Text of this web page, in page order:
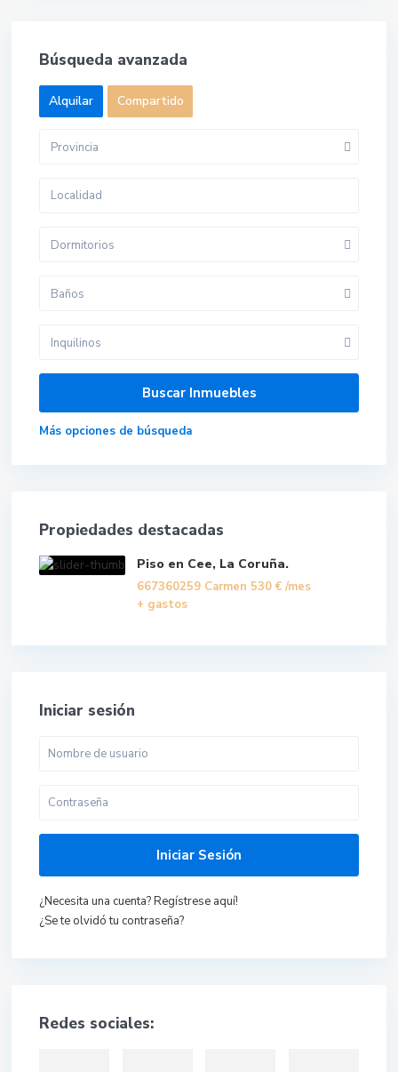
Búsqueda avanzada
Alquilar Compartido
Provincia
Dormitorios
Baños
Inquilinos
Más opciones de búsqueda
Propiedades destacadas
Piso en Cee, La Coruña.
667360259 Carmen 530 € /mes
+ gastos
Iniciar sesión
Iniciar Sesión
¿Necesita una cuenta? Regístrese aquí!
¿Se te olvidó tu contraseña?
Redes sociales: